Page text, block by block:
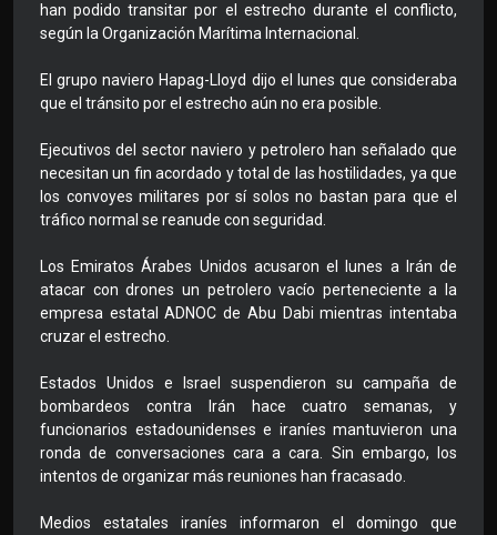
han podido transitar por el estrecho durante el conflicto,
según la Organización Marítima Internacional.
El grupo naviero Hapag-Lloyd dijo el lunes que consideraba
que el tránsito por el estrecho aún no era posible.
Ejecutivos del sector naviero y petrolero han señalado que
necesitan un fin acordado y total de las hostilidades, ya que
los convoyes militares por sí solos no bastan para que el
tráfico normal se reanude con seguridad.
Los Emiratos Árabes Unidos acusaron el lunes a Irán de
atacar con drones un petrolero vacío perteneciente a la
empresa estatal ADNOC de Abu Dabi mientras intentaba
cruzar el estrecho.
Estados Unidos e Israel suspendieron su campaña de
bombardeos contra Irán hace cuatro semanas, y
funcionarios estadounidenses e iraníes mantuvieron una
ronda de conversaciones cara a cara. Sin embargo, los
intentos de organizar más reuniones han fracasado.
Medios estatales iraníes informaron el domingo que